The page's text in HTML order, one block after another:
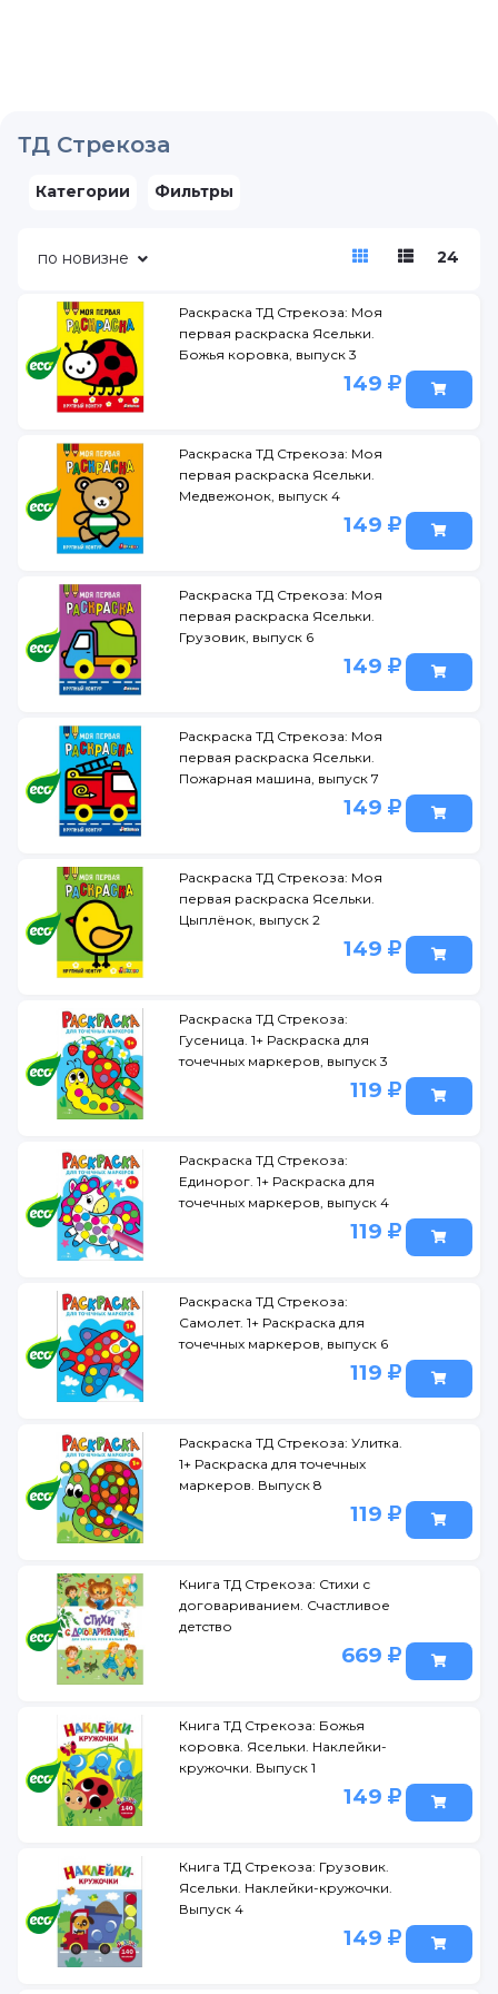
ТД Стрекоза
Категории Фильтры
по новизне 24
Раскраска ТД Стрекоза: Моя
первая раскраска Ясельки.
Божья коровка, выпуск 3
149
Раскраска ТД Стрекоза: Моя
первая раскраска Ясельки.
Медвежонок, выпуск 4
149
Раскраска ТД Стрекоза: Моя
первая раскраска Ясельки.
Грузовик, выпуск 6
149
Раскраска ТД Стрекоза: Моя
первая раскраска Ясельки.
Пожарная машина, выпуск 7
149
Раскраска ТД Стрекоза: Моя
первая раскраска Ясельки.
Цыплёнок, выпуск 2
149
Раскраска ТД Стрекоза:
Гусеница. 1+ Раскраска для
точечных маркеров, выпуск 3
119
Раскраска ТД Стрекоза:
Единорог. 1+ Раскраска для
точечных маркеров, выпуск 4
119
Раскраска ТД Стрекоза:
Самолет. 1+ Раскраска для
точечных маркеров, выпуск 6
119
Раскраска ТД Стрекоза: Улитка.
1+ Раскраска для точечных
маркеров. Выпуск 8
119
Книга ТД Стрекоза: Стихи с
договариванием. Счастливое
детство
669
Книга ТД Стрекоза: Божья
коровка. Ясельки. Наклейки-
кружочки. Выпуск 1
149
Книга ТД Стрекоза: Грузовик.
Ясельки. Наклейки-кружочки.
Выпуск 4
149